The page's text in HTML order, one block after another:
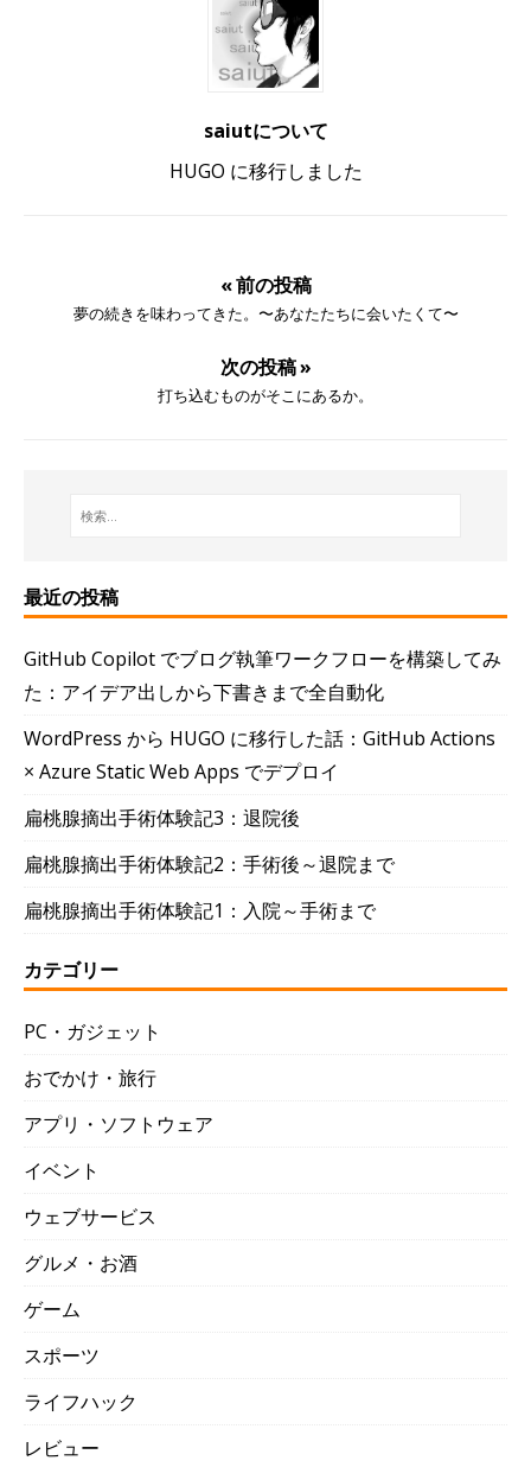
saiutについて
HUGO に移行しました
« 前の投稿
夢の続きを味わってきた。〜あなたたちに会いたくて〜
次の投稿 »
打ち込むものがそこにあるか。
最近の投稿
GitHub Copilot でブログ執筆ワークフローを構築してみ
た：アイデア出しから下書きまで全自動化
WordPress から HUGO に移行した話：GitHub Actions
× Azure Static Web Apps でデプロイ
扁桃腺摘出手術体験記3：退院後
扁桃腺摘出手術体験記2：手術後～退院まで
扁桃腺摘出手術体験記1：入院～手術まで
カテゴリー
PC・ガジェット
おでかけ・旅行
アプリ・ソフトウェア
イベント
ウェブサービス
グルメ・お酒
ゲーム
スポーツ
ライフハック
レビュー